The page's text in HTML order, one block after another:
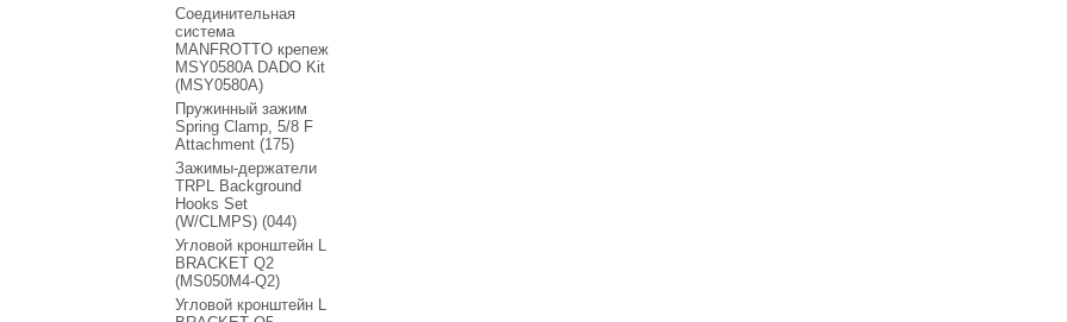
Соединительная
система
MANFROTTO крепеж
MSY0580A DADO Kit
(MSY0580A)
Пружинный зажим
Spring Clamp, 5/8 F
Attachment (175)
Зажимы-держатели
TRPL Background
Hooks Set
(W/CLMPS) (044)
Угловой кронштейн L
BRACKET Q2
(MS050M4-Q2)
Угловой кронштейн L